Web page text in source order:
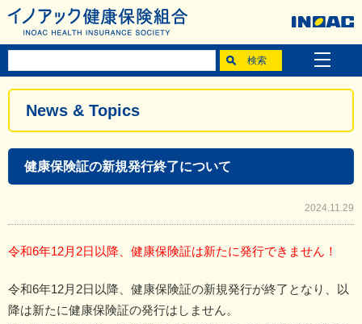
News & Topics
健康保険証の新規発行終了について
2024.11.29
令和6年12月2日以降、健康保険証は新たに発行できません！
令和6年12月2日以降、健康保険証の新規発行が終了となり、以
降は新たに健康保険証の発行はしません。